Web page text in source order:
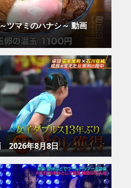
ツマミのハナシ～ 動画
2026年8月8日